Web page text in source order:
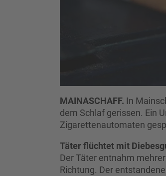
MAINASCHAFF. In
dem Schlaf gerissen. Ein
Zigarettenautomaten
Täter flüchtet mit
Der Täter entnahm
Richtung. Der